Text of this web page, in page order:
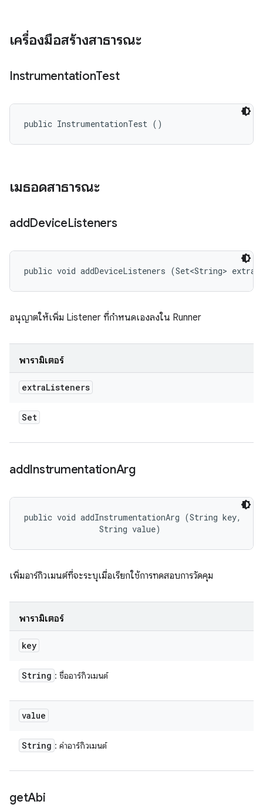
เครื่องมือสร้างสาธารณะ
InstrumentationTest
public InstrumentationTest ()
เมธอดสาธารณะ
addDeviceListeners
public void addDeviceListeners (Set<String>
อนุญาตให้เพิ่ม Listener ที่กำหนดเองลงใน Runner
พารามิเตอร์
extraListeners
Set
addInstrumentationArg
public void addInstrumentationArg (String key,
                String value)
เพิ่มอาร์กิวเมนต์ที่จะระบุเมื่อเรียกใช้การทดสอบการวัดคุม
พารามิเตอร์
key
String : ชื่ออาร์กิวเมนต์
value
String : ค่าอาร์กิวเมนต์
getAbi